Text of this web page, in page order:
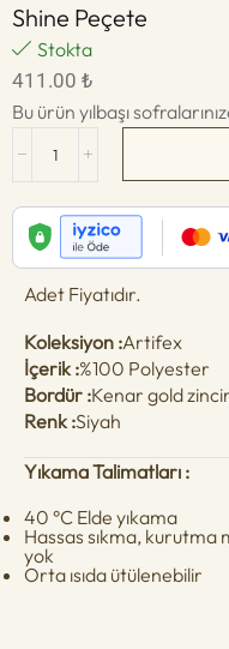
Shine Peçete
Stokta
411.00 ₺
Bu ürün yılbaşı
Adet Fiyatıdır.
Koleksiyon :Artifex
İçerik :%100 Polyester
Bordür :Kenar gold
Renk :Siyah
Yıkama Talimatları :
40 °C Elde yıkama
Hassas sıkma, kurutma
yok
Orta ısıda ütülenebilir